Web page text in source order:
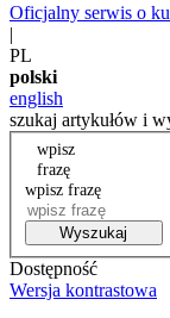
Oficjalny serwis o
|
PL
polski
english
szukaj artykułów i
wpisz
frazę
wpisz frazę
Wyszukaj
Dostępność
Wersja kontrastowa